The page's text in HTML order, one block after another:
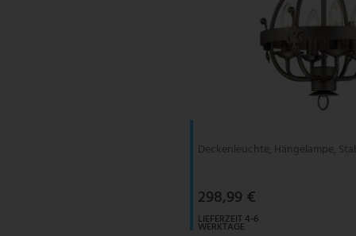
Deckenleuchte, Hängelampe,
298,99 €
LIEFERZEIT 4-6
WERKTAGE